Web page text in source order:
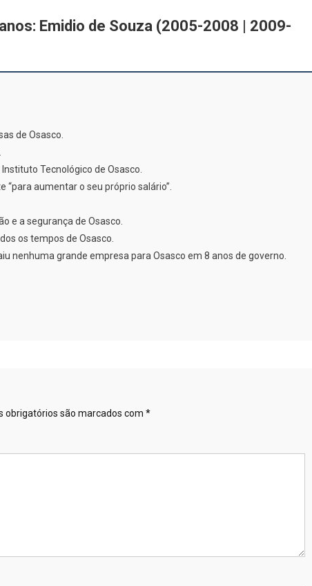
Emidio de Souza (2005-2008 | 2009-
de Osasco.
Tecnológico de Osasco.
aumentar o seu próprio salário”.
e a segurança de Osasco.
os tempos de Osasco.
nenhuma grande empresa para Osasco em 8 anos de governo.
obrigatórios são marcados com *